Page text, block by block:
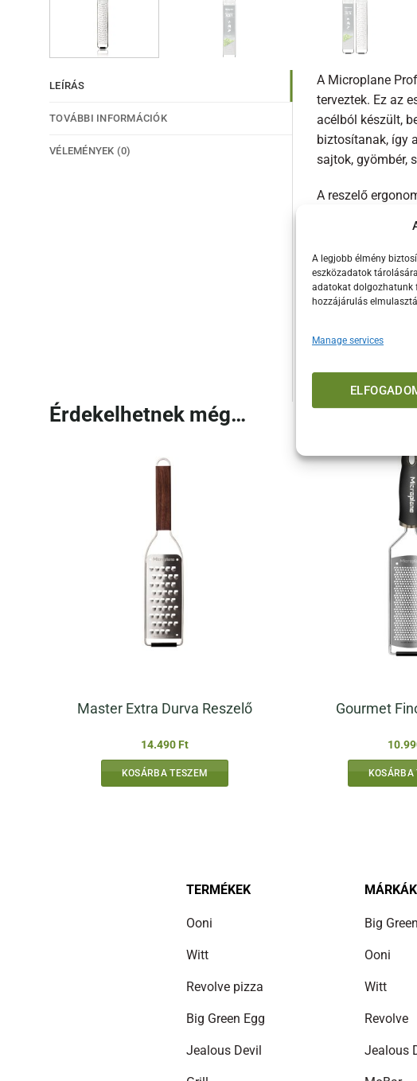
A legjobb élmény
eszközadatok
adatokat dolgozhatunk
hozzájárulás
Manage services
LEÍRÁS
TOVÁBBI INFORMÁCIÓK
VÉLEMÉNYEK (0)
A Microplane
terveztek. Ez az
acélból készült,
biztosítanak, így
sajtok, gyömbér,
A reszelő
biztosít munka
élettartamú
ajánlott
A Microplane
szakácsok,
modern
Érdekelhetnek még…
Master Extra Durva Reszelő
14.490 Ft
KOSÁRBA TESZEM
Gourmet
KOSÁRBA
TERMÉKEK
Ooni
Witt
Revolve pizza
Big Green Egg
Jealous Devil
MÁRKÁK
Big
Ooni
Witt
Revolve
Jealous